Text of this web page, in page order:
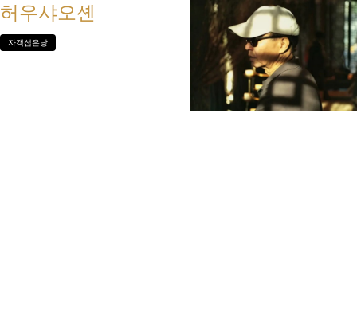
허우샤오셴
자객섭은낭